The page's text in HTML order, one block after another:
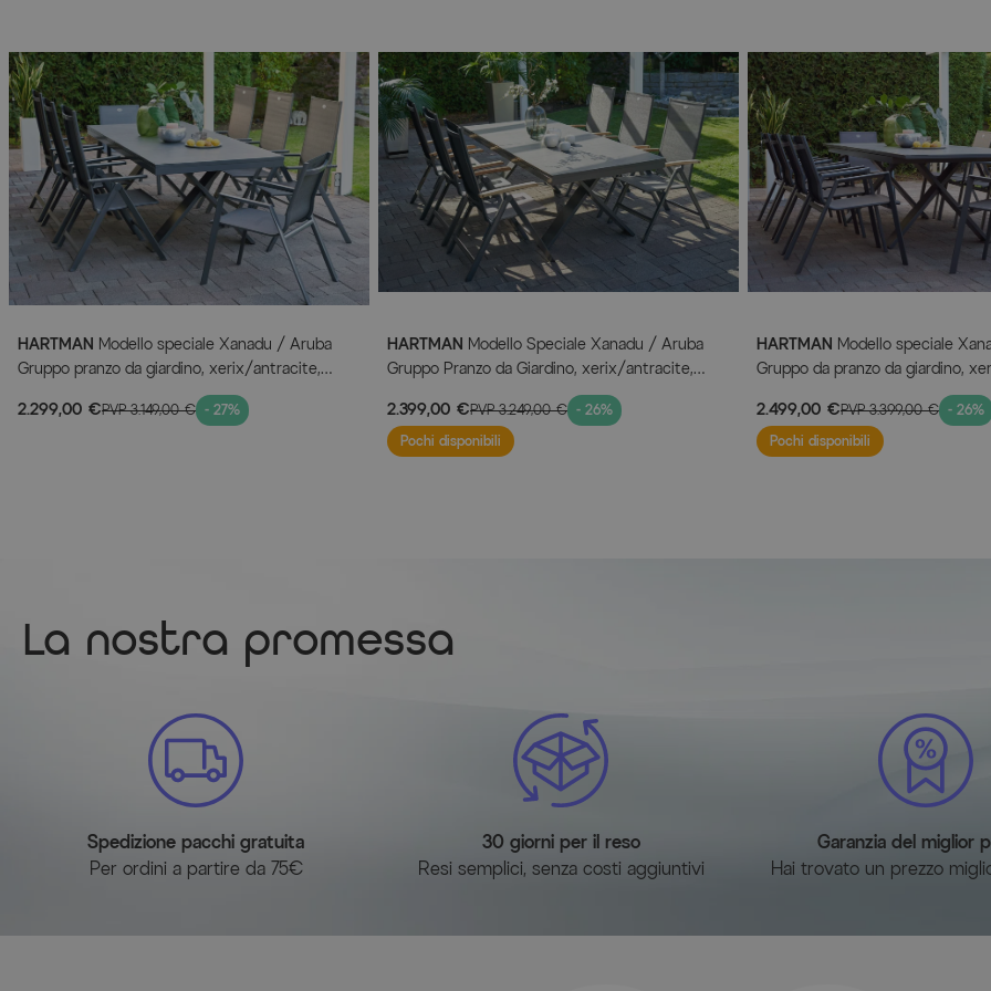
8x Sedie pieghevoli Aruba,
HARTMAN Modello speciale Xanadu / Aruba
Gruppo pranzo da giardino, xerix/antracite,
Alu/Vetroceramica, 2 poltroncine impilabili, 6
sedie pieghevoli, 220/280x100cm
2.299,00 €PVP3.149,00 € - 27%
HARTMAN Modello Speciale Xanadu / Aruba
Gruppo Pranzo da Giardino, xerix/antracite,
Alu/Vetroceramica, 6 Sedie Pieghevoli,
220/280x100cm
2.399,00 €PVP3.249,00 € - 26%
Pochi disponibili
HARTMAN Modello speciale
Gruppo da pranzo da giardino,
Alluminio/Vetroceramica, 10
220/280x100cm
2.499,00 €PVP3.399,00 € - 26%
Pochi disponibili
La nostra promessa
Spedizione pacchi gratuita
Per ordini a partire da 75€
30 giorni per il reso
Resi semplici, senza costi aggiuntivi
Garanzia del miglior
Hai trovato un prezzo